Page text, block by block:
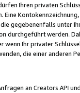
Ihren privaten
gegebenenfalls unter
durchgeführt werden.
wenn Ihr privater
die einer anderen
an Creators API